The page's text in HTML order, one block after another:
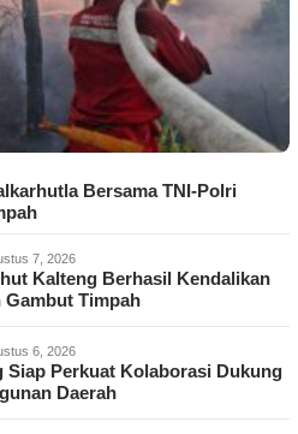
Bersama TNI-Polri
7, 2026
Kalteng Berhasil Kendalikan
Timpah
6, 2026
Siap Perkuat Kolaborasi Dukung
Daerah